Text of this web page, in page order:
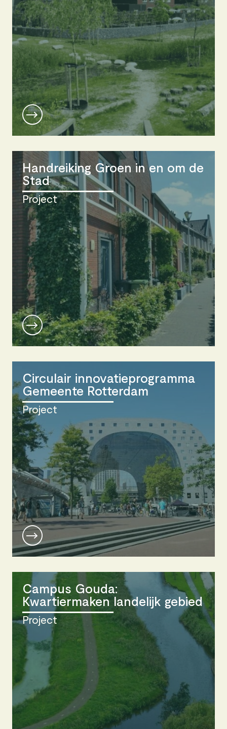
Handreiking Groen in en om de
Stad
Project
Circulair innovatieprogramma
Gemeente Rotterdam
Project
Campus Gouda:
Kwartiermaken landelijk gebied
Project